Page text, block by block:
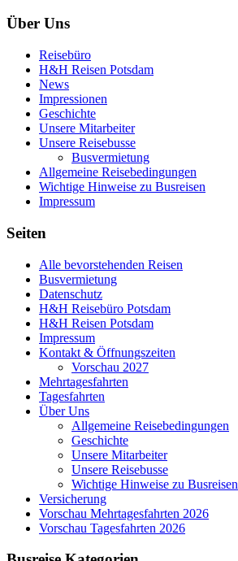
Über Uns
Reisebüro
H&H Reisen Potsdam
News
Impressionen
Geschichte
Unsere Mitarbeiter
Unsere Reisebusse
Busvermietung
Allgemeine Reisebedingungen
Wichtige Hinweise zu Busreisen
Impressum
Seiten
Alle bevorstehenden Reisen
Busvermietung
Datenschutz
H&H Reisebüro Potsdam
H&H Reisen Potsdam
Impressum
Kontakt & Öffnungszeiten
Vorschau 2027
Mehrtagesfahrten
Tagesfahrten
Über Uns
Allgemeine Reisebedingungen
Geschichte
Unsere Mitarbeiter
Unsere Reisebusse
Wichtige Hinweise zu Busreisen
Versicherung
Vorschau Mehrtagesfahrten 2026
Vorschau Tagesfahrten 2026